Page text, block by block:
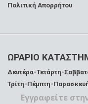
Πολιτική Απορρήτου
ΩΡΑΡΙΟ
Δευτέρα-Τετάρτη-
Τρίτη-Πέμπτη-
Εγγραφείτε